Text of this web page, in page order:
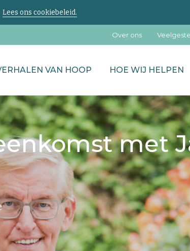
Lees ons cookiebeleid.
VAN HOOP HOE WIJ HELPEN
Over ons
met